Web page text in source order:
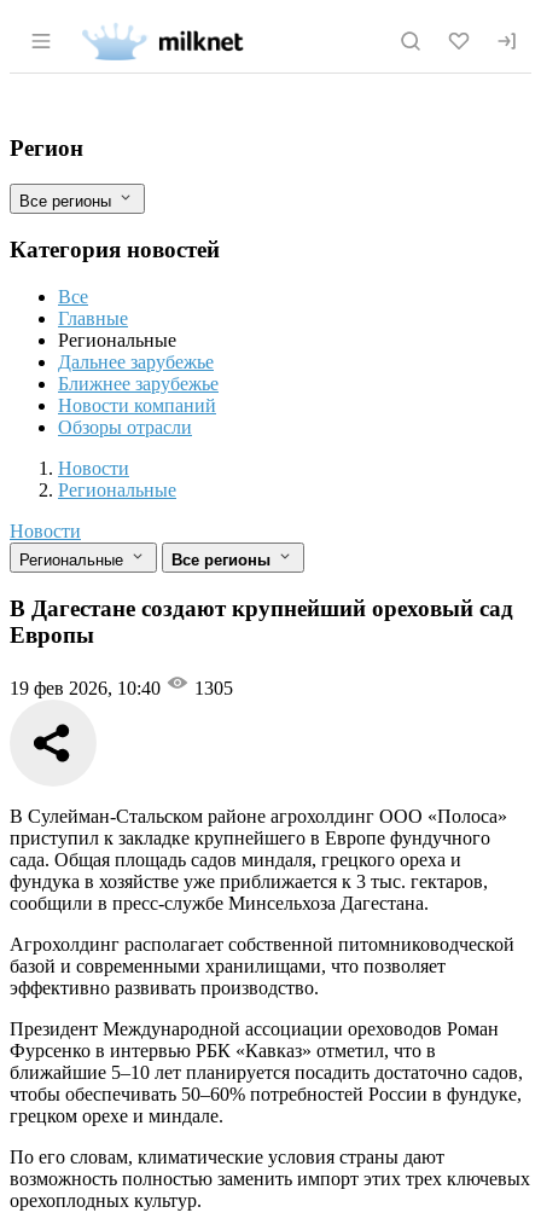
Раздел навигации по сайту milknet.ru
В Дагестане создают крупнейший
Фильтры
Регион
Все регионы
Категория новостей
Все
Главные
Региональные
Дальнее зарубежье
Ближнее зарубежье
Новости компаний
Обзоры отрасли
Новости
Разделы
Новости
Региональные
Новости
Региональные Все регионы
В Дагестане создают крупнейший ореховый сад
Европы
19 фев 2026, 10:40 1305
В Сулейман-Стальском районе агрохолдинг ООО «Полоса»
приступил к закладке крупнейшего в Европе фундучного
сада. Общая площадь садов миндаля, грецкого ореха и
фундука в хозяйстве уже приближается к 3 тыс. гектаров,
сообщили в пресс-службе Минсельхоза Дагестана.
Агрохолдинг располагает собственной питомниководческой
базой и современными хранилищами, что позволяет
эффективно развивать производство.
Президент Международной ассоциации ореховодов Роман
Фурсенко в интервью РБК «Кавказ» отметил, что в
ближайшие 5–10 лет планируется посадить достаточно садов,
чтобы обеспечивать 50–60% потребностей России в фундуке,
грецком орехе и миндале.
По его словам, климатические условия страны дают
возможность полностью заменить импорт этих трех ключевых
орехоплодных культур.